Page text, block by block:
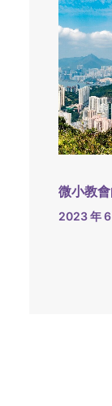
微小教
2023 年 6